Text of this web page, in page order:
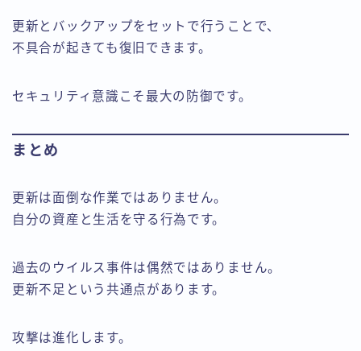
更新とバックアップをセットで行うことで、
不具合が起きても復旧できます。
セキュリティ意識こそ最大の防御です。
まとめ
更新は面倒な作業ではありません。
自分の資産と生活を守る行為です。
過去のウイルス事件は偶然ではありません。
更新不足という共通点があります。
攻撃は進化します。